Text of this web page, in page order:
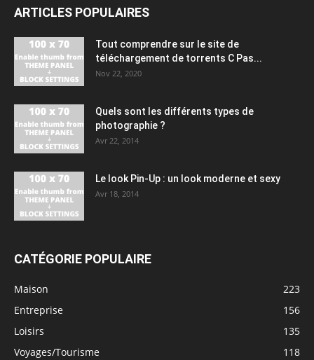
ARTICLES POPULAIRES
Tout comprendre sur le site de
téléchargement de torrents C Pas...
Nov 22, 2020
Quels sont les différents types de
photographie ?
Avr 22, 2014
Le look Pin-Up : un look moderne et sexy
Avr 18, 2014
CATÉGORIE POPULAIRE
Maison
223
Entreprise
156
Loisirs
135
Voyages/Tourisme
118